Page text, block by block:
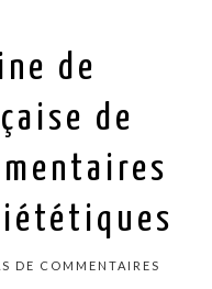
de
de
DE COMMENTAIRES